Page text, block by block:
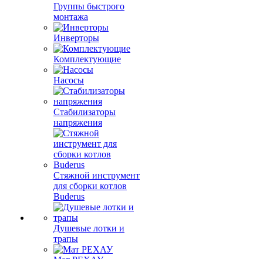
Группы быстрого
монтажа
Инверторы
Комплектующие
Насосы
Стабилизаторы
напряжения
Стяжной инструмент
для сборки котлов
Buderus
Душевые лотки и
трапы